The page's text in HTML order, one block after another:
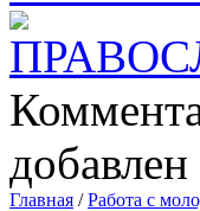
добавлен
Главная /Работа с